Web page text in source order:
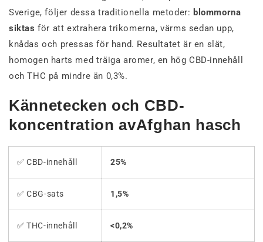
Sverige, följer dessa traditionella metoder: blommorna
siktas för att extrahera trikomerna, värms sedan upp,
knådas och pressas för hand. Resultatet är en slät,
homogen harts med träiga aromer, en hög CBD-innehåll
och THC på mindre än 0,3%.
Kännetecken och CBD-
koncentration avAfghan hasch
✅ CBD-innehåll 25%
✅ CBG-sats 1,5%
✅ THC-innehåll <0,2%